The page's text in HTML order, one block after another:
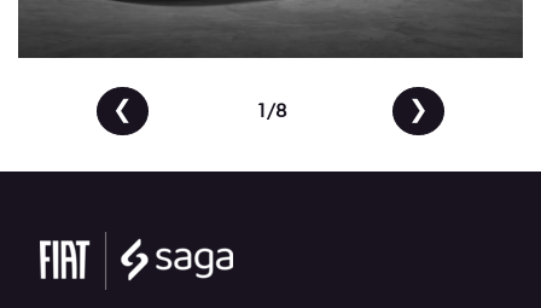
❮ 2/8 ❯